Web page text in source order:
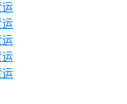
运
运
运
运
运